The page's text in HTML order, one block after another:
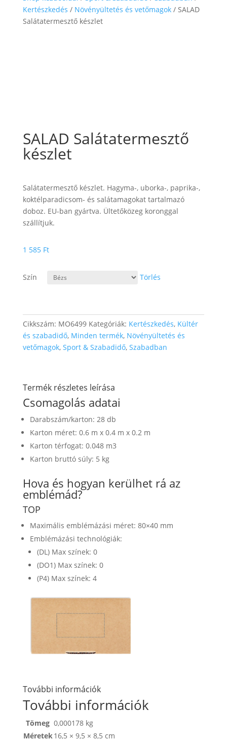
Kertészkedés / Növényültetés és vetőmagok/ SALAD
Salátatermesztő készlet
SALAD Salátatermesztő
készlet
Salátatermesztő készlet. Hagyma-, uborka-, paprika-,
koktélparadicsom- és salátamagokat tartalmazó
doboz. EU-ban gyártva. Ültetőközeg koronggal
szállítjuk.
1 585 Ft
Szín Törlés
Cikkszám: MO6499 Kategóriák: Kertészkedés, Kültér
és szabadidő, Minden termék, Növényültetés és
vetőmagok, Sport & Szabadidő, Szabadban
Termék részletes leírása
Csomagolás adatai
Darabszám/karton: 28 db
Karton méret: 0.6 m x 0.4 m x 0.2 m
Karton térfogat: 0.048 m3
Karton bruttó súly: 5 kg
Hova és hogyan kerülhet rá az
emblémád?
TOP
Maximális emblémázási méret: 80×40 mm
Emblémázási technológiák:
(DL) Max színek: 0
(DO1) Max színek: 0
(P4) Max színek: 4
További információk
További információk
Tömeg 0,000178 kg
Méretek16,5 × 9,5 × 8,5 cm